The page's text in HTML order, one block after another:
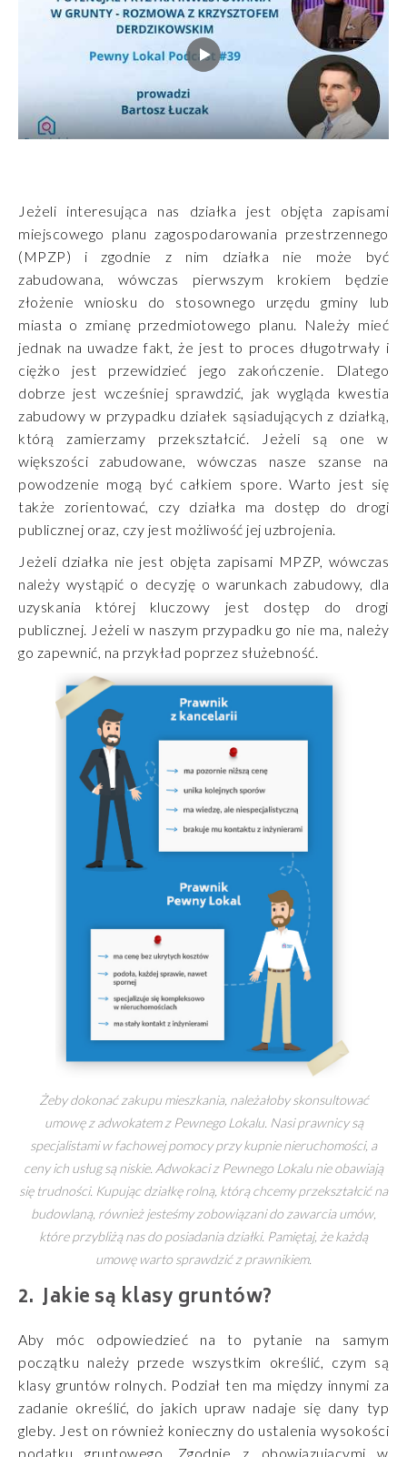
Jeżeli interesująca nas działka jest objęta zapisami
miejscowego planu zagospodarowania przestrzennego
(MPZP) i zgodnie z nim działka nie może być
zabudowana, wówczas pierwszym krokiem będzie
złożenie wniosku do stosownego urzędu gminy lub
miasta o zmianę przedmiotowego planu. Należy mieć
jednak na uwadze fakt, że jest to proces długotrwały i
ciężko jest przewidzieć jego zakończenie. Dlatego
dobrze jest wcześniej sprawdzić, jak wygląda kwestia
zabudowy w przypadku działek sąsiadujących z działką,
którą zamierzamy przekształcić. Jeżeli są one w
większości zabudowane, wówczas nasze szanse na
powodzenie mogą być całkiem spore. Warto jest się
także zorientować, czy działka ma dostęp do drogi
publicznej oraz, czy jest możliwość jej uzbrojenia.
Jeżeli działka nie jest objęta zapisami MPZP, wówczas
należy wystąpić o decyzję o warunkach zabudowy, dla
uzyskania której kluczowy jest dostęp do drogi
publicznej. Jeżeli w naszym przypadku go nie ma, należy
go zapewnić, na przykład poprzez służebność.
Żeby dokonać zakupu mieszkania, należałoby skonsultować
umowę z adwokatem z Pewnego Lokalu. Nasi prawnicy są
specjalistami w fachowej pomocy przy kupnie nieruchomości, a
ceny ich usług są niskie. Adwokaci z Pewnego Lokalu nie obawiają
się trudności. Kupując działkę rolną, którą chcemy przekształcić na
budowlaną, również jesteśmy zobowiązani do zawarcia umów,
które przybliżą nas do posiadania działki. Pamiętaj, że każdą
umowę warto sprawdzić z prawnikiem.
Jakie są klasy gruntów?
Aby móc odpowiedzieć na to pytanie na samym
początku należy przede wszystkim określić, czym są
klasy gruntów rolnych. Podział ten ma między innymi za
zadanie określić, do jakich upraw nadaje się dany typ
gleby. Jest on również konieczny do ustalenia wysokości
podatku gruntowego. Zgodnie z obowiązującymi w